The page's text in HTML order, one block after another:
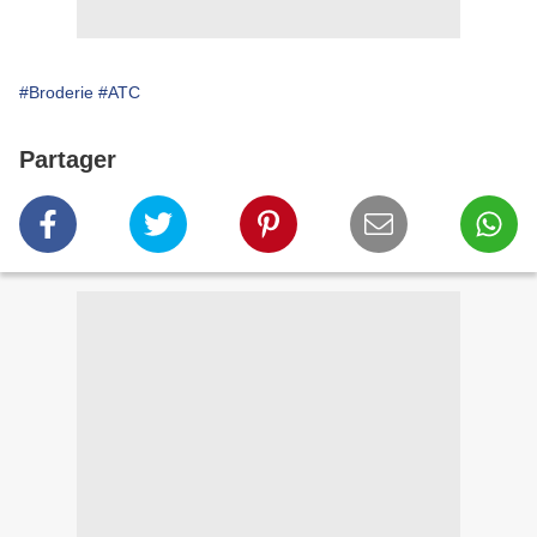
#Broderie #ATC
Partager